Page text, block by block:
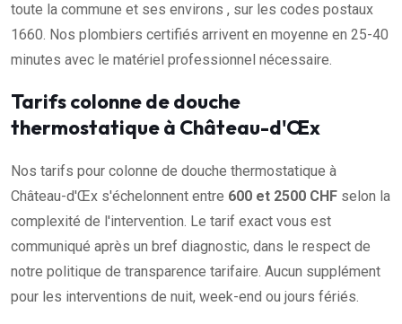
toute la commune et ses environs , sur les codes postaux
1660. Nos plombiers certifiés arrivent en moyenne en 25-40
minutes avec le matériel professionnel nécessaire.
Tarifs colonne de douche
thermostatique à Château-d'Œx
Nos tarifs pour colonne de douche thermostatique à
Château-d'Œx s'échelonnent entre 600 et 2500 CHF selon la
complexité de l'intervention. Le tarif exact vous est
communiqué après un bref diagnostic, dans le respect de
notre politique de transparence tarifaire. Aucun supplément
pour les interventions de nuit, week-end ou jours fériés.